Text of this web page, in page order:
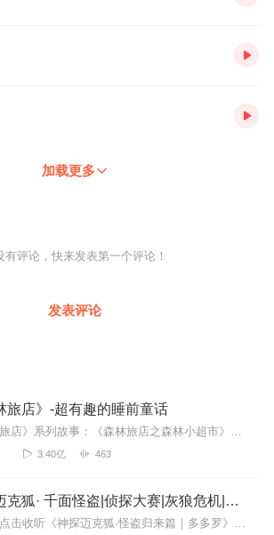
加载更多
有评论，快来发表第一个评论！
发表评论
旅店》-超有趣的睡前童话
《森林旅店》系列故事：《森林旅店之森林小超市》点击收听！《森林旅店之丢丢历险记》点击收听！《森林旅店之笨笨餐厅：动物吃什么？》点击收听！《森林旅店之消失的精灵》...
3.40亿 463
神探迈克狐· 千面怪盗|侦探大赛|灰狼危机|多多罗
新专辑点击收听《神探迈克狐·怪盗归来篇｜多多罗》！！！>>>点击进入主播橱窗购买《神探迈克狐》系列图书吧!<<<多多罗故事【点击前往】收听多多罗其他好玩有趣的故...